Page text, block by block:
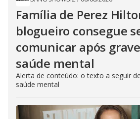
Família de Perez
blogueiro consegue
comunicar após
saúde mental
Alerta de conteúdo: o texto a seguir
saúde mental